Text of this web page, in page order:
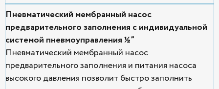
Пневматический мембранный насос
предварительного заполнения с индивидуальной
системой пневмоуправления ½”
Пневматический мембранный насос
предварительного заполнения и питания насоса
высокого давления позволит быстро заполнить